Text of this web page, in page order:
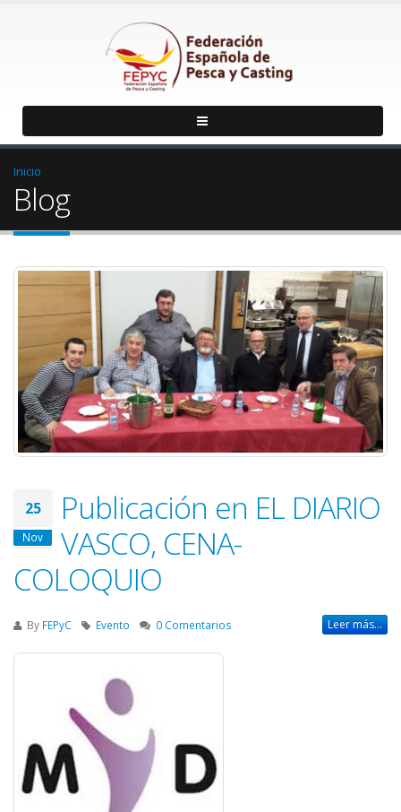
Inicio
Blog
25
Nov
Publicación en EL DIARIO
VASCO, CENA-
COLOQUIO
By FEPyC Evento 0 Comentarios Leer más...